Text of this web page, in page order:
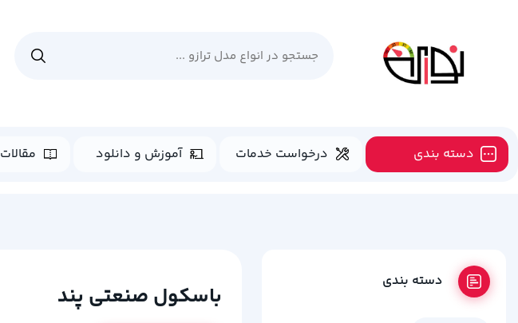
دسته بندی درخواست خدمات آموزش و دانلود مقالات
دسته بندی
باسکول صنعتی پند